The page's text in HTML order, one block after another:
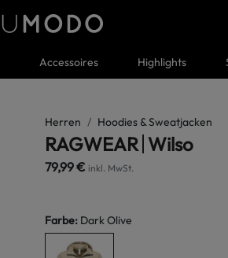
Accessoires Highlights
Herren Hoodies & Sweatjacken
RAGWEAR Wilso
79,99 € inkl. MwSt.
Farbe: Dark Olive